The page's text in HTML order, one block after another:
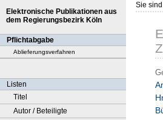
Elektronische Publikationen aus
dem Regierungsbezirk Köln
Pflichtabgabe
Ablieferungsverfahren
Listen
Titel
Autor / Beteiligte
Sie